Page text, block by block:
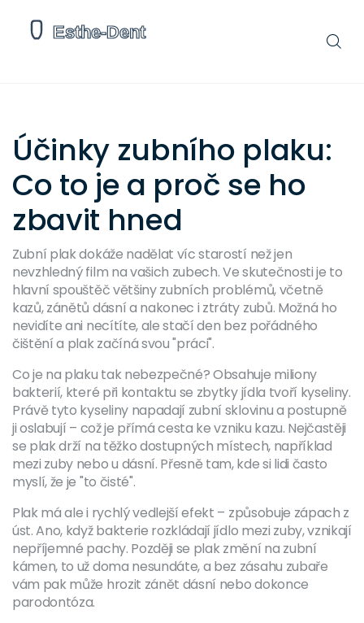
Účinky zubního plaku:
Co to je a proč se ho
zbavit hned
Zubní plak dokáže nadělat víc starostí než jen
nevzhledný film na vašich zubech. Ve skutečnosti je to
hlavní spouštěč většiny zubních problémů, včetně
kazů, zánětů dásní a nakonec i ztráty zubů. Možná ho
nevidíte ani necítíte, ale stačí den bez pořádného
čištění a plak začíná svou "práci".
Co je na plaku tak nebezpečné? Obsahuje miliony
bakterií, které při kontaktu se zbytky jídla tvoří kyseliny.
Právě tyto kyseliny napadají zubní sklovinu a postupně
ji oslabují – což je přímá cesta ke vzniku kazu. Nejčastěji
se plak drží na těžko dostupných místech, například
mezi zuby nebo u dásní. Přesně tam, kde si lidi často
myslí, že je "to čisté".
Plak má ale i rychlý vedlejší efekt – způsobuje zápach z
úst. Ano, když bakterie rozkládají jídlo mezi zuby, vznikají
nepříjemné pachy. Později se plak změní na zubní
kámen, to už doma nesundáte, a bez zásahu zubaře
vám pak může hrozit zánět dásní nebo dokonce
parodontóza.